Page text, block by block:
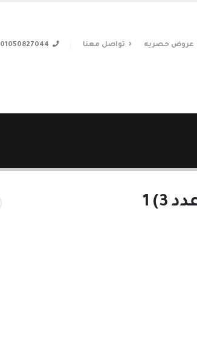
عروض حصريه تواصل معنا 01050827044
1